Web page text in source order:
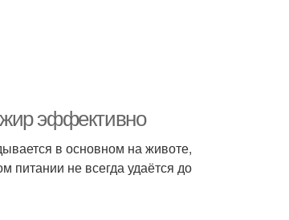
жир эффективно
в основном на животе,
питании не всегда удаётся до